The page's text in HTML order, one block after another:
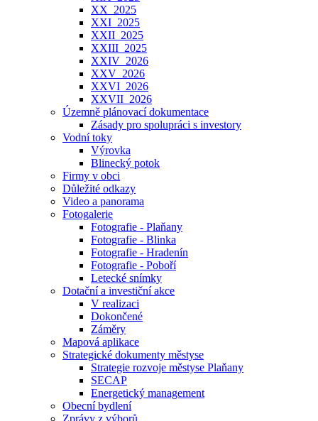
XX_2025
XXI_2025
XXII_2025
XXIII_2025
XXIV_2026
XXV_2026
XXVI_2026
XXVII_2026
Územně plánovací dokumentace
Zásady pro spolupráci s investory
Vodní toky
Výrovka
Blinecký potok
Firmy v obci
Důležité odkazy
Video a panorama
Fotogalerie
Fotografie - Plaňany
Fotografie - Blinka
Fotografie - Hradenín
Fotografie - Poboří
Letecké snímky
Dotační a investiční akce
V realizaci
Dokončené
Záměry
Mapová aplikace
Strategické dokumenty městyse
Strategie rozvoje městyse Plaňany
SECAP
Energetický management
Obecní bydlení
Zprávy z výborů